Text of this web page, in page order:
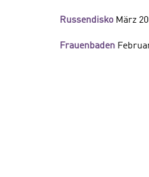
Russendisko März
Frauenbaden